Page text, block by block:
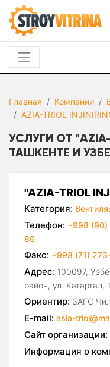
Главная Компании
AZIA-TRIOL
УСЛУГИ ОТ "AZIA-
ТАШКЕНТЕ И
"AZIA-TRIOL
Категория:
Телефон: +998
86
Факс: +998 (71)
Адрес: 100097,
район, ул. Катартал,
Ориентир: ЗАГС
E-mail: asia-
Сайт организации:
Информация о